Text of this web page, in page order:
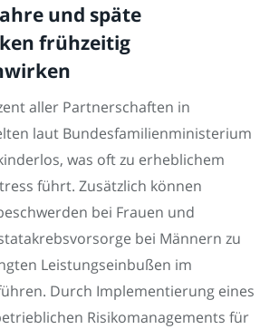
und späte
frühzeitig
aller Partnerschaften in
laut Bundesfamilienministerium
was oft zu erheblichem
führt. Zusätzlich können
bei Frauen und
bei Männern zu
Leistungseinbußen im
Durch Implementierung eines
Risikomanagements für